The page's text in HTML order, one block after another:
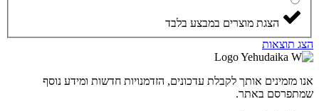
הצגת מוצרים במבצע בלבד
הצג תוצאות
אנו מזמינים אותך לקבלת עדכונים, הזדמנויות חדשות ומידע נוסף
שמתפרסם באתר.